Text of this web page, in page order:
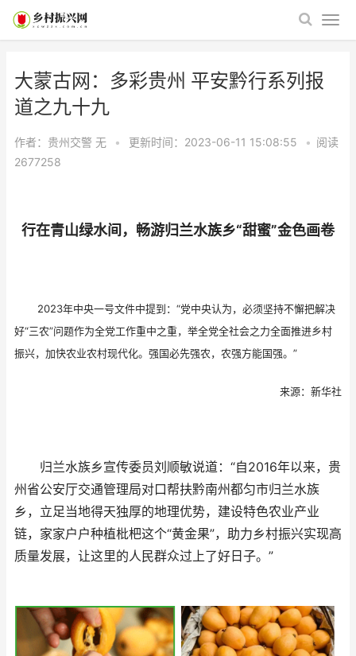
大蒙古网：多彩贵州 平安黔行系列报
道之九十九
作者：贵州交警 无 • 更新时间：2023-06-11 15:08:55 • 阅读
2677258
行在青山绿水间，畅游归兰水族乡“甜蜜”金色画卷
2023年中央一号文件中提到：“党中央认为，必须坚持不懈把解决
好“三农”问题作为全党工作重中之重，举全党全社会之力全面推进乡村
振兴，加快农业农村现代化。强国必先强农，农强方能国强。”
来源：新华社
归兰水族乡宣传委员刘顺敏说道：“自2016年以来，贵
州省公安厅交通管理局对口帮扶黔南州都匀市归兰水族
乡，立足当地得天独厚的地理优势，建设特色农业产业
链，家家户户种植枇杷这个“黄金果”，助力乡村振兴实现高
质量发展，让这里的人民群众过上了好日子。”